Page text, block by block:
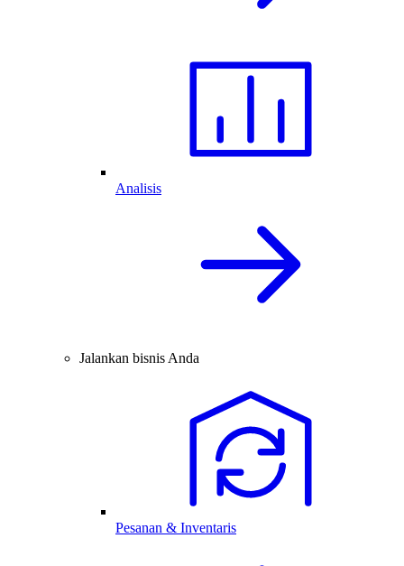
Analisis
Jalankan bisnis Anda
Pesanan & Inventaris